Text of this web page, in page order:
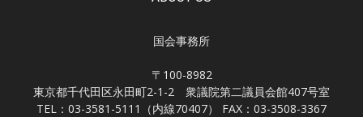
国会事務所
〒100-8982
東京都千代田区永田町2-1-2 衆議院第二議員会館407号室
TEL：03-3581-5111（内線70407） FAX：03-3508-3367